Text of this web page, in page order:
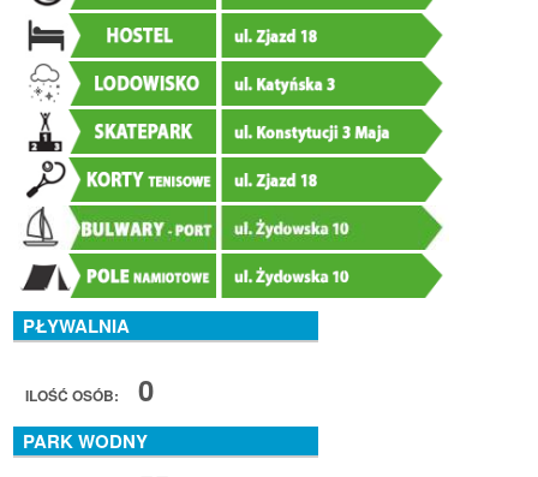
PŁYWALNIA
ILOŚĆ OSÓB: 0
PARK WODNY